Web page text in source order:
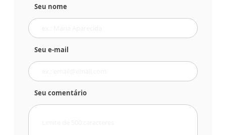
Seu nome
Seu e-mail
Seu comentário